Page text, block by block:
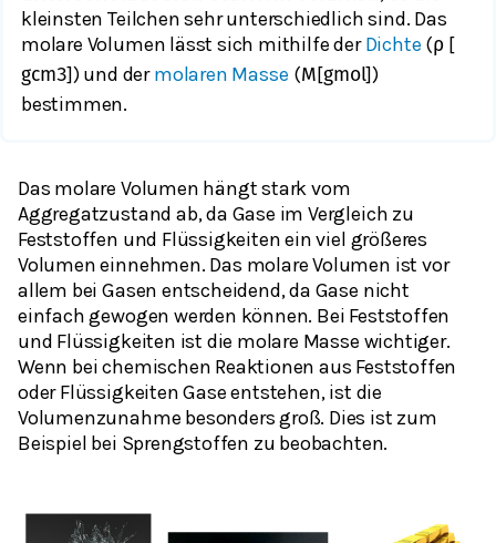
kleinsten Teilchen sehr unterschiedlich sind. Das
molare Volumen lässt sich mithilfe derDichte (ρ [
gcm3]) und dermolaren Masse (M[gmol])
bestimmen.
Das molare Volumen hängt stark vom
Aggregatzustand ab, da Gase im Vergleich zu
Feststoffen und Flüssigkeiten ein viel größeres
Volumen einnehmen. Das molare Volumen ist vor
allem bei Gasen entscheidend, da Gase nicht
einfach gewogen werden können. Bei Feststoffen
und Flüssigkeiten ist die molare Masse wichtiger.
Wenn bei chemischen Reaktionen aus Feststoffen
oder Flüssigkeiten Gase entstehen, ist die
Volumenzunahme besonders groß. Dies ist zum
Beispiel bei Sprengstoffen zu beobachten.